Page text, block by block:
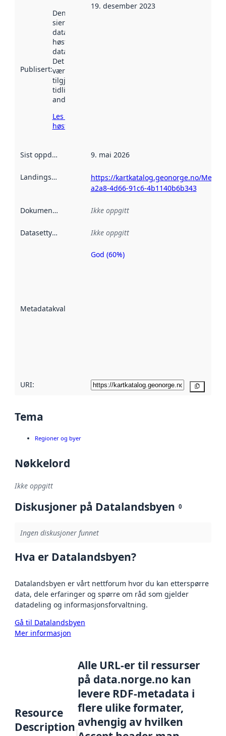
Publisert:
Denne datoen
sier når
datasettet ble
høstet av
data.norge.no.
Det kan ha
vært
tilgjengelig
tidligere
andre steder.
Les mer om
høsting her
19. desember 2023
Sist oppdatert 9. mai 2026
Landingsside
https://kartkatalog.geonorge.no/
a2a8-4d66-91c6-4b1140b6b343
Dokumentasjon Ikke oppgitt
Datasettype Ikke oppgitt
Metadatakvalitet
Metadatakvalitet
God (60%)
URI:
Tema
Regioner og byer
Nøkkelord
Ikke oppgitt
Diskusjoner på Datalandsbyen 0
Ingen diskusjoner funnet
Hva er Datalandsbyen?
Datalandsbyen er vårt nettforum hvor du kan etterspørre
data, dele erfaringer og spørre om råd som gjelder
datadeling og informasjonsforvaltning.
Gå til Datalandsbyen
Mer informasjon
Resource
Description
Alle URL-er til ressurser
på data.norge.no kan
levere RDF-metadata i
flere ulike formater,
avhengig av hvilken